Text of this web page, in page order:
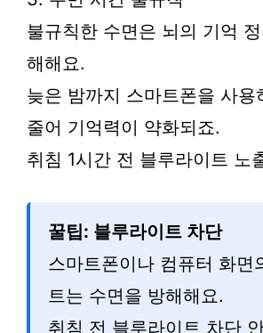
불규칙한 수면은 뇌의 기억
해해요.
늦은 밤까지 스마트폰을 사용
줄어 기억력이 약화되죠.
취침 1시간 전 블루라이트 노
꿀팁: 블루라이트 차단
스마트폰이나 컴퓨터 화면
트는 수면을 방해해요.
취침 전 블루라이트 차단